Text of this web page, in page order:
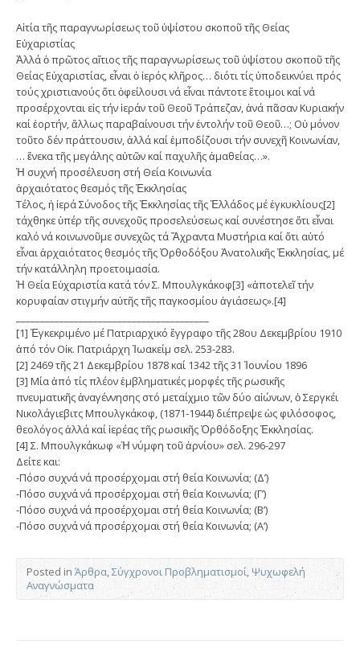
Αἰτία τῆς παραγνωρίσεως τοῦ ὑψίστου σκοποῦ τῆς Θείας
Εὐχαριστίας
Ἀλλά ὁ πρῶτος αἴτιος τῆς παραγνωρίσεως τοῦ ὑψίστου σκοποῦ τῆς
Θείας Εὐχαριστίας, εἶναι ὁ ἱερός κλῆρος… διότι τίς ὑποδεικνύει πρός
τούς χριστιανούς ὅτι ὀφείλουσι νά εἶναι πάντοτε ἕτοιμοι καί νά
προσέρχονται εἰς τήν ἱεράν τοῦ Θεοῦ Τράπεζαν, ἀνά πᾶσαν Κυριακήν
καί ἑορτήν, ἄλλως παραβαίνουσι τήν ἐντολήν τοῦ Θεοῦ…; Οὐ μόνον
τοῦτο δέν πράττουσιν, ἀλλά καί ἐμποδίζουσι τήν συνεχῆ Κοινωνίαν,
… ἕνεκα τῆς μεγάλης αὐτῶν καί παχυλῆς ἀμαθείας…».
Ἡ συχνή προσέλευση στή Θεία Κοινωνία
ἀρχαιότατος θεσμός τῆς Ἐκκλησίας
Τέλος, ἡ ἱερά Σύνοδος τῆς Ἐκκλησίας τῆς Ἑλλάδος μέ ἐγκυκλίους[2]
τάχθηκε ὑπέρ τῆς συνεχοῦς προσελεύσεως καί συνέστησε ὅτι εἶναι
καλό νά κοινωνοῦμε συνεχῶς τά Ἄχραντα Μυστήρια καί ὅτι αὐτό
εἶναι ἀρχαιότατος θεσμός τῆς Ὀρθοδόξου Ἀνατολικῆς Ἐκκλησίας, μέ
τήν κατάλληλη προετοιμασία.
Ἡ Θεία Εὐχαριστία κατά τόν Σ. Μπουλγκάκοφ[3] «ἀποτελεῖ τήν
κορυφαίαν στιγμήν αὐτῆς τῆς παγκοσμίου ἁγιάσεως».[4]
[1] Ἐγκεκριμένο μέ Πατριαρχικό ἔγγραφο τῆς 28ου Δεκεμβρίου 1910
ἀπό τόν Οἰκ. Πατριάρχη Ἰωακείμ σελ. 253-283.
[2] 2469 τῆς 21 Δεκεμβρίου 1878 καί 1342 τῆς 31 Ἰουνίου 1896
[3] Μία ἀπό τίς πλέον ἐμβληματικές μορφές τῆς ρωσικῆς
πνευματικῆς ἀναγέννησης στό μεταίχμιο τῶν δύο αἰώνων, ὁ Σεργκέι
Νικολάγιεβιτς Μπουλγκάκοφ, (1871-1944) διέπρεψε ὡς φιλόσοφος,
θεολόγος ἀλλά καί ἱερέας τῆς ρωσικῆς Ὀρθόδοξης Ἐκκλησίας.
[4] Σ. Μπουλγκάκωφ «Ἡ νύμφη τοῦ ἀρνίου» σελ. 296-297
Δείτε και:
-Πόσο συχνά νά προσέρχομαι στή θεία Κοινωνία; (Δ’)
-Πόσο συχνά νά προσέρχομαι στή θεία Κοινωνία; (Γ’)
-Πόσο συχνά νά προσέρχομαι στή θεία Κοινωνία; (Β’)
-Πόσο συχνά νά προσέρχομαι στή θεία Κοινωνία; (Α’)
Posted in Άρθρα,Σύγχρονοι Προβληματισμοί,Ψυχωφελή
Αναγνώσματα